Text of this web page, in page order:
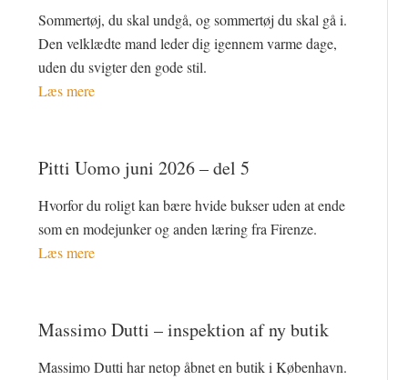
Sommertøj, du skal undgå, og sommertøj du skal gå i.
Den velklædte mand leder dig igennem varme dage,
uden du svigter den gode stil.
Læs mere
Pitti Uomo juni 2026 – del 5
Hvorfor du roligt kan bære hvide bukser uden at ende
som en modejunker og anden læring fra Firenze.
Læs mere
Massimo Dutti – inspektion af ny butik
Massimo Dutti har netop åbnet en butik i København.